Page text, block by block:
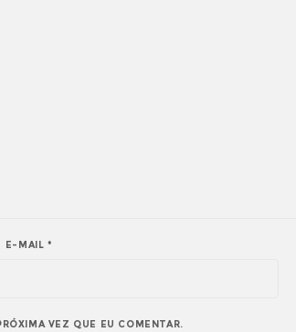
E-MAIL *
VEZ QUE EU COMENTAR.